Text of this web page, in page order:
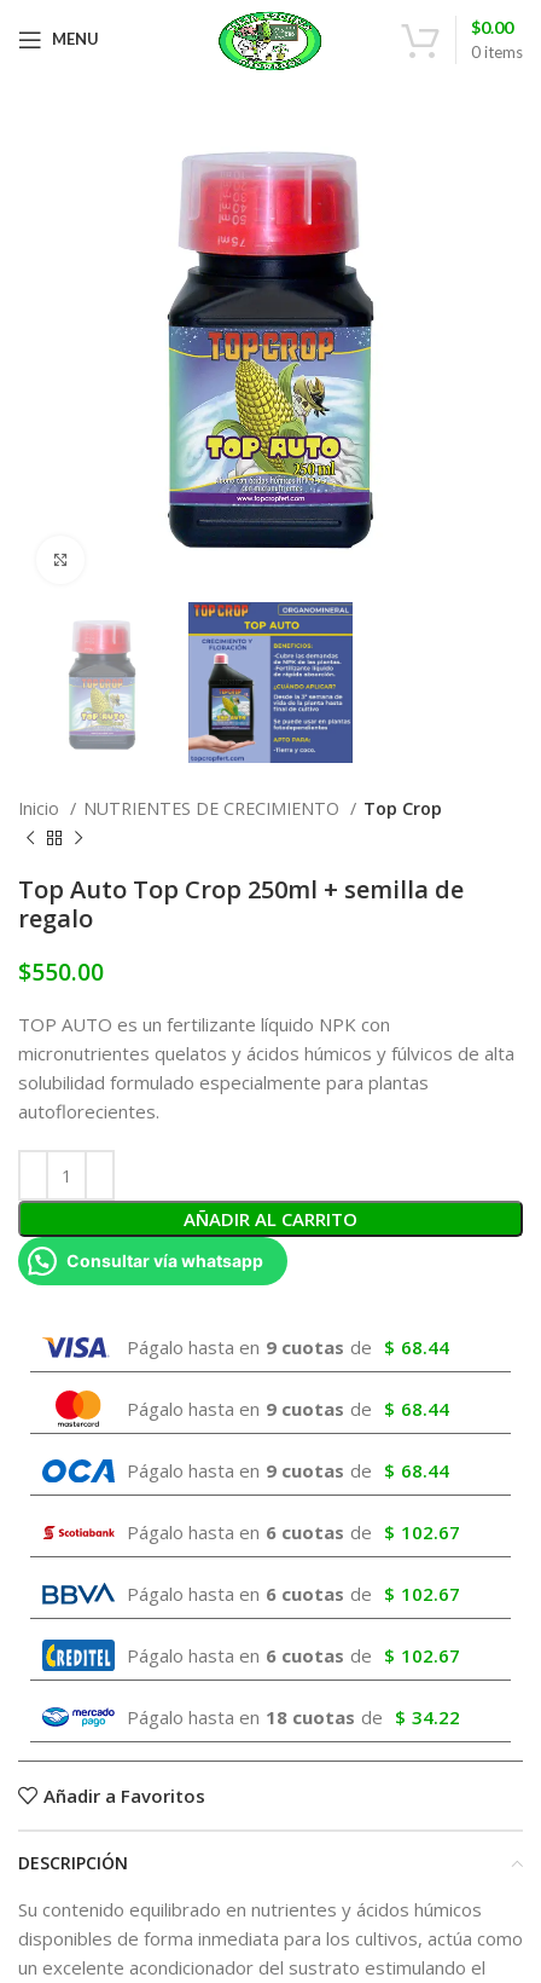
MENU
0items
$0.00
Inicio NUTRIENTES DE CRECIMIENTO Top Crop
Top Auto Top Crop 250ml + semilla de
regalo
$550.00
TOP AUTO es un fertilizante líquido NPK con
micronutrientes quelatos y ácidos húmicos y fúlvicos de alta
solubilidad formulado especialmente para plantas
autoflorecientes.
AÑADIR AL CARRITO
Consultar vía whatsapp
Págalo hasta en 9 cuotas de $ 68.44
Págalo hasta en 9 cuotas de $ 68.44
Págalo hasta en 9 cuotas de $ 68.44
Págalo hasta en 6 cuotas de $ 102.67
Págalo hasta en 6 cuotas de $ 102.67
Págalo hasta en 6 cuotas de $ 102.67
Págalo hasta en 18 cuotas de $ 34.22
Añadir a Favoritos
DESCRIPCIÓN
Su contenido equilibrado en nutrientes y ácidos húmicos
disponibles de forma inmediata para los cultivos, actúa como
un excelente acondicionador del sustrato estimulando el